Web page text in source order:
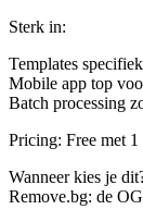
Sterk in:
Templates
Mobile app top
Batch processing
Pricing: Free met
Wanneer kies je
Remove.bg: de